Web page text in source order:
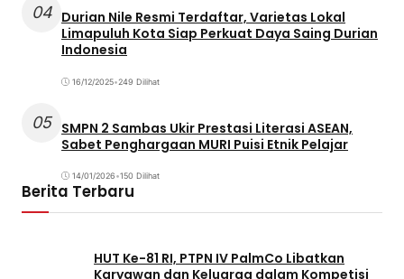
04 Durian Nile Resmi Terdaftar, Varietas Lokal
Limapuluh Kota Siap Perkuat Daya Saing Durian
Indonesia
16/12/2025•249 Dilihat
05 SMPN 2 Sambas Ukir Prestasi Literasi ASEAN,
Sabet Penghargaan MURI Puisi Etnik Pelajar
14/01/2026•150 Dilihat
Berita Terbaru
HUT Ke-81 RI, PTPN IV PalmCo Libatkan
Karyawan dan Keluarga dalam Kompetisi